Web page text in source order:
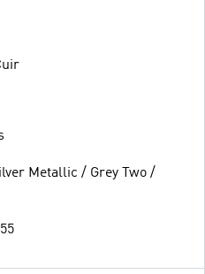
Metallic / Grey Two /